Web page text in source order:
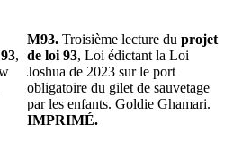
,
M93. Troisième lecture du projet
de loi 93, Loi édictant la Loi
Joshua de 2023 sur le port
obligatoire du gilet de sauvetage
par les enfants. Goldie Ghamari.
IMPRIMÉ.